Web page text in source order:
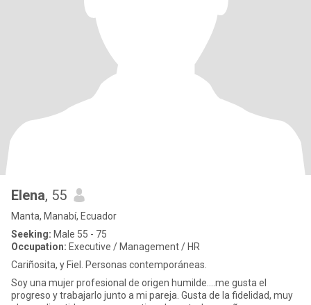
Elena, 55
Manta, Manabí, Ecuador
Seeking: Male 55 - 75
Occupation: Executive / Management / HR
Cariñosita, y Fiel. Personas contemporáneas.
Soy una mujer profesional de origen humilde....me gusta el
progreso y trabajarlo junto a mi pareja. Gusta de la fidelidad, muy